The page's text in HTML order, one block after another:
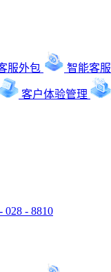
服外包 智能客服
客户体验管理
028 - 8810